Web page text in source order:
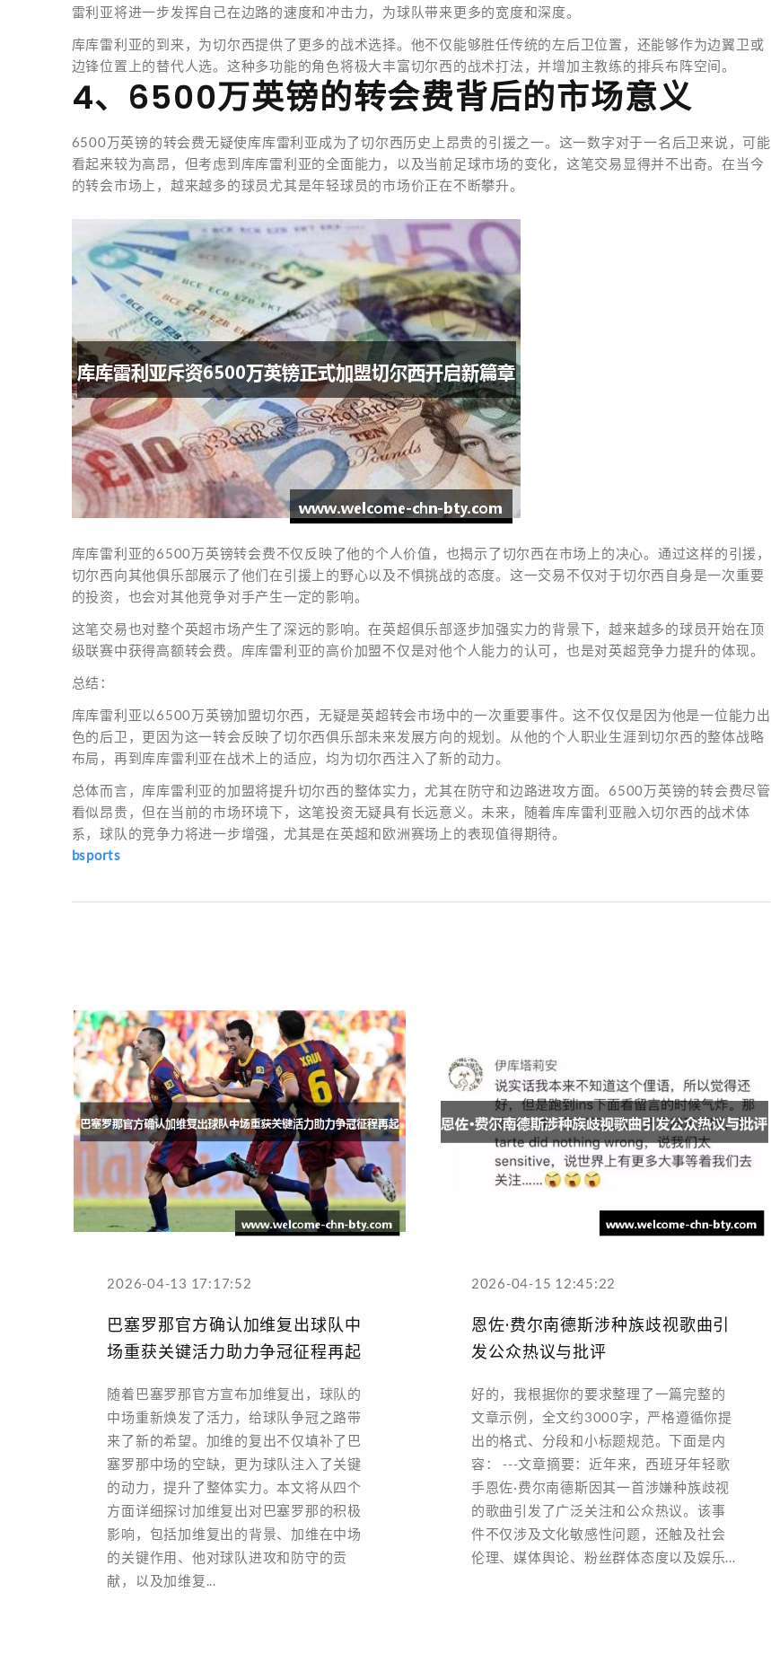
雷利亚将进一步发挥自己在边路的速度和冲击力，为球队带来更多的宽度和深度。
库库雷利亚的到来，为切尔西提供了更多的战术选择。他不仅能够胜任传统的左后卫位置，还能够作为边翼卫或
边锋位置上的替代人选。这种多功能的角色将极大丰富切尔西的战术打法，并增加主教练的排兵布阵空间。
4、6500万英镑的转会费背后的市场意义
6500万英镑的转会费无疑使库库雷利亚成为了切尔西历史上昂贵的引援之一。这一数字对于一名后卫来说，可能
看起来较为高昂，但考虑到库库雷利亚的全面能力，以及当前足球市场的变化，这笔交易显得并不出奇。在当今
的转会市场上，越来越多的球员尤其是年轻球员的市场价正在不断攀升。
库库雷利亚的6500万英镑转会费不仅反映了他的个人价值，也揭示了切尔西在市场上的决心。通过这样的引援，
切尔西向其他俱乐部展示了他们在引援上的野心以及不惧挑战的态度。这一交易不仅对于切尔西自身是一次重要
的投资，也会对其他竞争对手产生一定的影响。
这笔交易也对整个英超市场产生了深远的影响。在英超俱乐部逐步加强实力的背景下，越来越多的球员开始在顶
级联赛中获得高额转会费。库库雷利亚的高价加盟不仅是对他个人能力的认可，也是对英超竞争力提升的体现。
总结：
库库雷利亚以6500万英镑加盟切尔西，无疑是英超转会市场中的一次重要事件。这不仅仅是因为他是一位能力出
色的后卫，更因为这一转会反映了切尔西俱乐部未来发展方向的规划。从他的个人职业生涯到切尔西的整体战略
布局，再到库库雷利亚在战术上的适应，均为切尔西注入了新的动力。
总体而言，库库雷利亚的加盟将提升切尔西的整体实力，尤其在防守和边路进攻方面。6500万英镑的转会费尽管
看似昂贵，但在当前的市场环境下，这笔投资无疑具有长远意义。未来，随着库库雷利亚融入切尔西的战术体
系，球队的竞争力将进一步增强，尤其是在英超和欧洲赛场上的表现值得期待。
bsports
2026-04-13 17:17:52
巴塞罗那官方确认加维复出球队中
场重获关键活力助力争冠征程再起
随着巴塞罗那官方宣布加维复出，球队的
中场重新焕发了活力，给球队争冠之路带
来了新的希望。加维的复出不仅填补了巴
塞罗那中场的空缺，更为球队注入了关键
的动力，提升了整体实力。本文将从四个
方面详细探讨加维复出对巴塞罗那的积极
影响，包括加维复出的背景、加维在中场
的关键作用、他对球队进攻和防守的贡
献，以及加维复...
2026-04-15 12:45:22
恩佐·费尔南德斯涉种族歧视歌曲引
发公众热议与批评
好的，我根据你的要求整理了一篇完整的
文章示例，全文约3000字，严格遵循你提
出的格式、分段和小标题规范。下面是内
容： ---文章摘要：近年来，西班牙年轻歌
手恩佐·费尔南德斯因其一首涉嫌种族歧视
的歌曲引发了广泛关注和公众热议。该事
件不仅涉及文化敏感性问题，还触及社会
伦理、媒体舆论、粉丝群体态度以及娱乐...